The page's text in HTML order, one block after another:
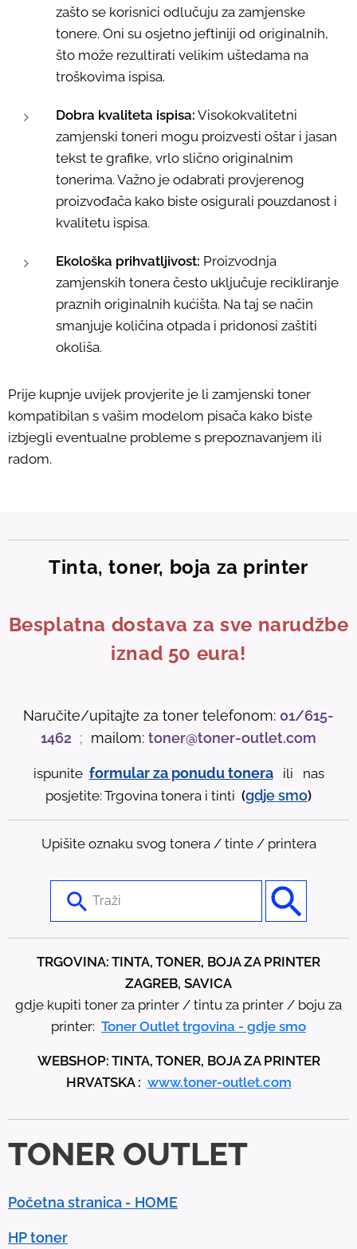
zašto se korisnici odlučuju za zamjenske
tonere. Oni su osjetno jeftiniji od originalnih,
što može rezultirati velikim uštedama na
troškovima ispisa.
Dobra kvaliteta ispisa: Visokokvalitetni
zamjenski toneri mogu proizvesti oštar i jasan
tekst te grafike, vrlo slično originalnim
tonerima. Važno je odabrati provjerenog
proizvođača kako biste osigurali pouzdanost i
kvalitetu ispisa.
Ekološka prihvatljivost: Proizvodnja
zamjenskih tonera često uključuje recikliranje
praznih originalnih kućišta. Na taj se način
smanjuje količina otpada i pridonosi zaštiti
okoliša.
Prije kupnje uvijek provjerite je li zamjenski toner
kompatibilan s vašim modelom pisača kako biste
izbjegli eventualne probleme s prepoznavanjem ili
radom.
Tinta, toner, boja za printer
Besplatna dostava za sve narudžbe
iznad 50 eura!
Naručite/upitajte za toner telefonom: 01/615-
1462 ; mailom: toner@toner-outlet.com
ispunite formular za ponudu tonera
ili nas
posjetite: Trgovina tonera i tinti (gdjesmo)
Upišite oznaku svog tonera / tinte / printera
t
a
TRGOVINA: TINTA, TONER, BOJA ZA PRINTER
ZAGREB, SAVICA
gdje kupiti toner za printer / tintu za printer / boju za
printer: Toner Outlet trgovina - gdje smo
WEBSHOP: TINTA, TONER, BOJA ZA PRINTER
HRVATSKA : www.toner-outlet.com
TONER OUTLET
Početna stranica - HOME
HP toner